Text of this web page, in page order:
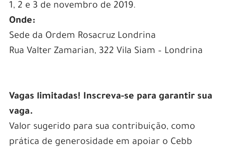
1, 2 e 3 de novembro de 2019.
Onde:
Sede da Ordem Rosacruz Londrina
Rua Valter Zamarian, 322 Vila Siam – Londrina
Vagas limitadas! Inscreva-se para garantir sua
vaga.
Valor sugerido para sua contribuição, como
prática de generosidade em apoiar o Cebb